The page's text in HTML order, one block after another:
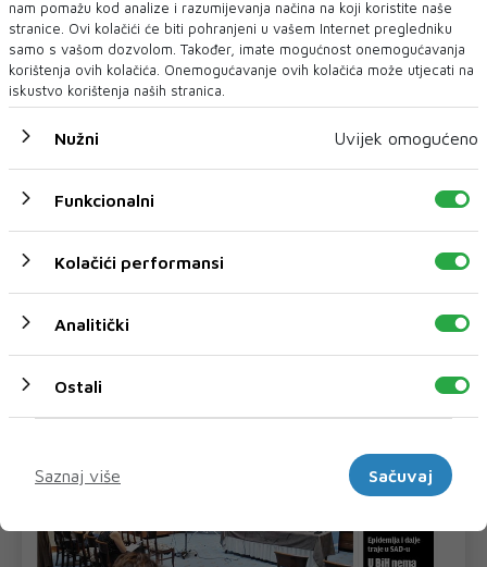
Preminuo ugledni mostarski kardiokirurg
Sead Mulahasanović
oliklinika Arbor Vitae Dr. Sarić oprostila se od prim. dr. Seada
Mulahasanovića, ugledno...
nam pomažu kod analize i razumijevanja načina na koji koristite naše
stranice. Ovi kolačići će biti pohranjeni u vašem Internet pregledniku
samo s vašom dozvolom. Također, imate mogućnost onemogućavanja
korištenja ovih kolačića. Onemogućavanje ovih kolačića može utjecati na
iskustvo korištenja naših stranica.
Nužni Uvijek omogućeno
Funkcionalni
Kolačići performansi
Analitički
Ostali
Saznaj više
Sačuvaj